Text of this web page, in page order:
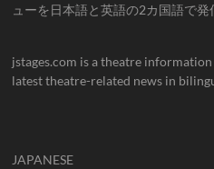
ューを日本語と英語の2カ国語で
jstages.com is a theatre
latest theatre-related news in
JAPANESE